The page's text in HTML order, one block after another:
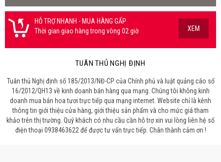
HỖ TRỢ NHANH - MUA HÀNG GẤP
Thời gian giao hàng trong vòng 02 giờ
XEM
TUÂN THỦ NGHỊ ĐỊNH
Tuân thủ Nghị định số 185/2013/NĐ-CP của Chính phủ và luật quảng cáo số
16/2012/QH13 về kinh doanh bán hàng qua mạng. Chúng tôi không kinh
doanh mua bán hoa tươi trực tiếp qua mạng internet. Website chỉ là kênh
thông tin giới thiệu cửa hàng, giới thiệu sản phẩm và cho mức giá tham
khảo trên thị trường. Quý khách có nhu cầu cần hỗ trợ xin vui lòng liên hệ số
điện thoại 0938463622 để được tư vấn trực tiếp. Chân thành cảm ơn !